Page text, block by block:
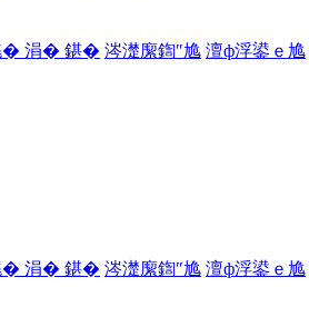
� 涓� 鍖� 涔濋緳鍧″尯 澶ф浮鍙ｅ尯
� 涓� 鍖� 涔濋緳鍧″尯 澶ф浮鍙ｅ尯